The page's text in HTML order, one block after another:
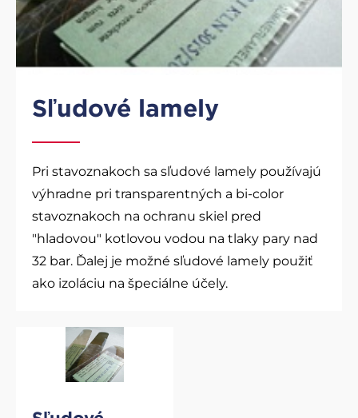
Sľudové lamely
Pri stavoznakoch sa sľudové lamely používajú
výhradne pri transparentných a bi-color
stavoznakoch na ochranu skiel pred
"hladovou" kotlovou vodou na tlaky pary nad
32 bar. Ďalej je možné sľudové lamely použiť
ako izoláciu na špeciálne účely.